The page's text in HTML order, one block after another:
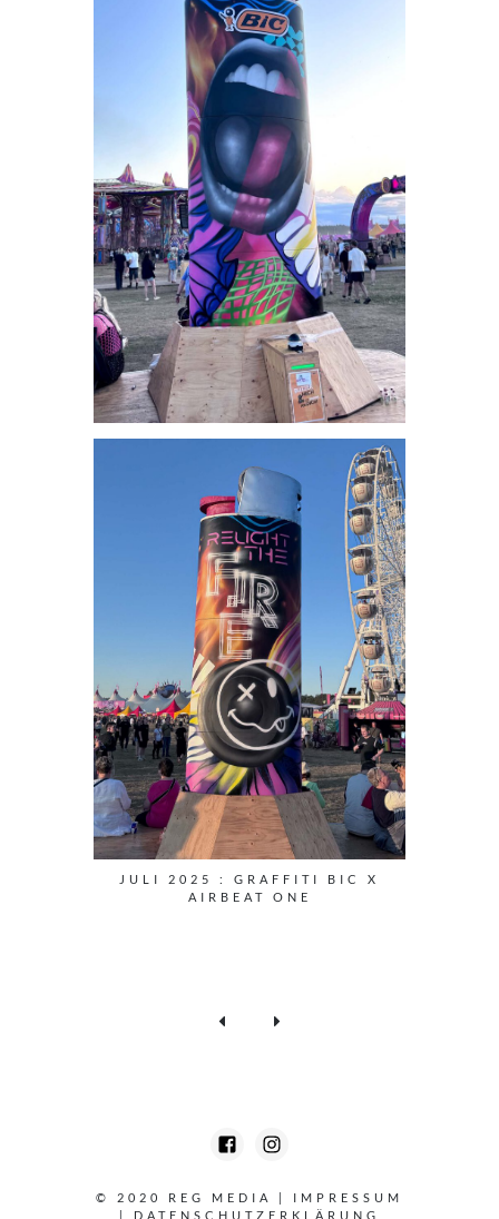
JULI 2025 : GRAFFITI BIC X
AIRBEAT ONE
© 2020 REG MEDIA |
IMPRESSUM
|
DATENSCHUTZERKLÄRUNG